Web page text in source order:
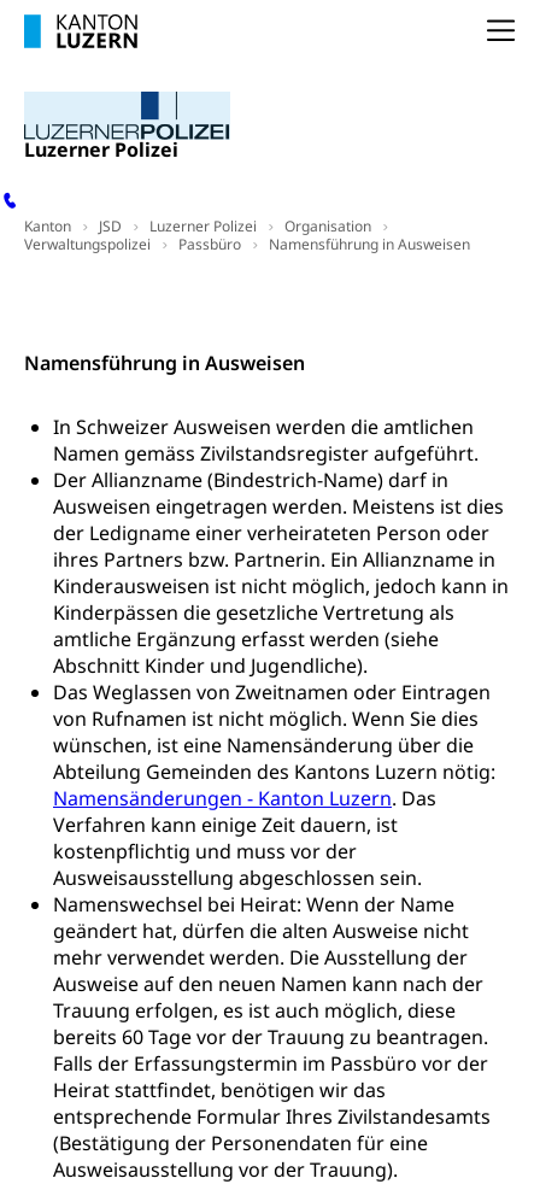
Luzerner Polizei
Kanton JSD Luzerner Polizei
Organisation
Verwaltungspolizei
Passbüro Namensführung in Ausweisen
Namensführung in Ausweisen
In Schweizer Ausweisen werden die amtlichen
Namen gemäss Zivilstandsregister aufgeführt.
Der Allianzname (Bindestrich-Name) darf in
Ausweisen eingetragen werden. Meistens ist dies
der Ledigname einer verheirateten Person oder
ihres Partners bzw. Partnerin. Ein Allianzname in
Kinderausweisen ist nicht möglich, jedoch kann in
Kinderpässen die gesetzliche Vertretung als
amtliche Ergänzung erfasst werden (siehe
Abschnitt Kinder und Jugendliche).
Das Weglassen von Zweitnamen oder Eintragen
von Rufnamen ist nicht möglich. Wenn Sie dies
wünschen, ist eine Namensänderung über die
Abteilung Gemeinden des Kantons Luzern nötig:
Namensänderungen - Kanton Luzern. Das
Verfahren kann einige Zeit dauern, ist
kostenpflichtig und muss vor der
Ausweisausstellung abgeschlossen sein.
Namenswechsel bei Heirat: Wenn der Name
geändert hat, dürfen die alten Ausweise nicht
mehr verwendet werden. Die Ausstellung der
Ausweise auf den neuen Namen kann nach der
Trauung erfolgen, es ist auch möglich, diese
bereits 60 Tage vor der Trauung zu beantragen.
Falls der Erfassungstermin im Passbüro vor der
Heirat stattfindet, benötigen wir das
entsprechende Formular Ihres Zivilstandesamts
(Bestätigung der Personendaten für eine
Ausweisausstellung vor der Trauung).
Schulliste
Finanzielle Unterstützung Pädagogische
Stipendien Hochschule Luzern hslu
Dienstleistungen, Hochschule Luzern,
Fachhochschule Zentralschweiz, HSLU,
swissuniversities (Dachorganisation der Schweizer
Fachstelle Hochschulbildung
Vorschule
Kindertagesstätte, Spielgruppe, Tagesmutter,
Freiwilliges Kindergarten Jahr
Frühe Sprachförderung
Kindergarten & Basisstufe
Frühe Förderung
Gesundheit und Soziales
Konsumentenschutz
Konsumentenrechte, Produktsicherheit,
Preisüberwachung, Preisüberwacher,
Konsumentenorganisation, parallele Einfuhr,
regionale Erschöpfung, nationale Erschöpfung,
internationale Erschöpfung, Preisabsprache, Kartell,
Cassis-deDijon-Prinzip
Lebensmittelkontrolle und
Verbraucherschutz
Krankenversicherung
Unfallversicherung, Berufsunfallversicherung,
Krankheit, Unfall, Prämienverbilligung,
Krankenkasse
Krankenversicherung (WAS Luzern)
Prämienverbilligung (WAS Luzern)
Obligatorische Krankenversicherung (WAS
Luzern)
Kranken- und Unfallversicherung
Lebensmittelsicherheit
sichere Lebensmittel, Lebensmittelkontrolle,
Lebensmittelhygiene, Produktesicherheit
Trinkwasser
Lebensmittel
Prävention
Gesundheitsvorsorge, Wellness, Unfallverhütung,
Suchtprävention, Alkoholprävention,
Tabakprävention, Primärprävention,
Sekundärprävention, Tertiärprävention
Darmkrebsvorsorge
Kantonales Tabakpräventionsprogramm
Gesundheitsförderung
Prävention (Polizei)
Soziale Sicherheit
Sozialversicherungen, Sozialpolitik,
Arbeitslosenversicherung,
Mutterschaftsversicherung, Krankenversicherung,
Unfallversicherung, Invalidenversicherung,
Sozialhilfe